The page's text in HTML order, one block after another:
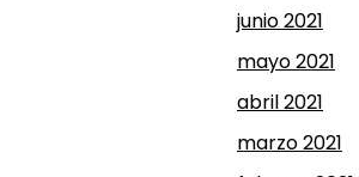
junio 2021
mayo 2021
abril 2021
marzo 2021